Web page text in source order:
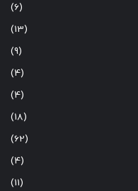
(6)
(13)
(9)
(4)
(4)
(18)
(62)
(4)
(11)